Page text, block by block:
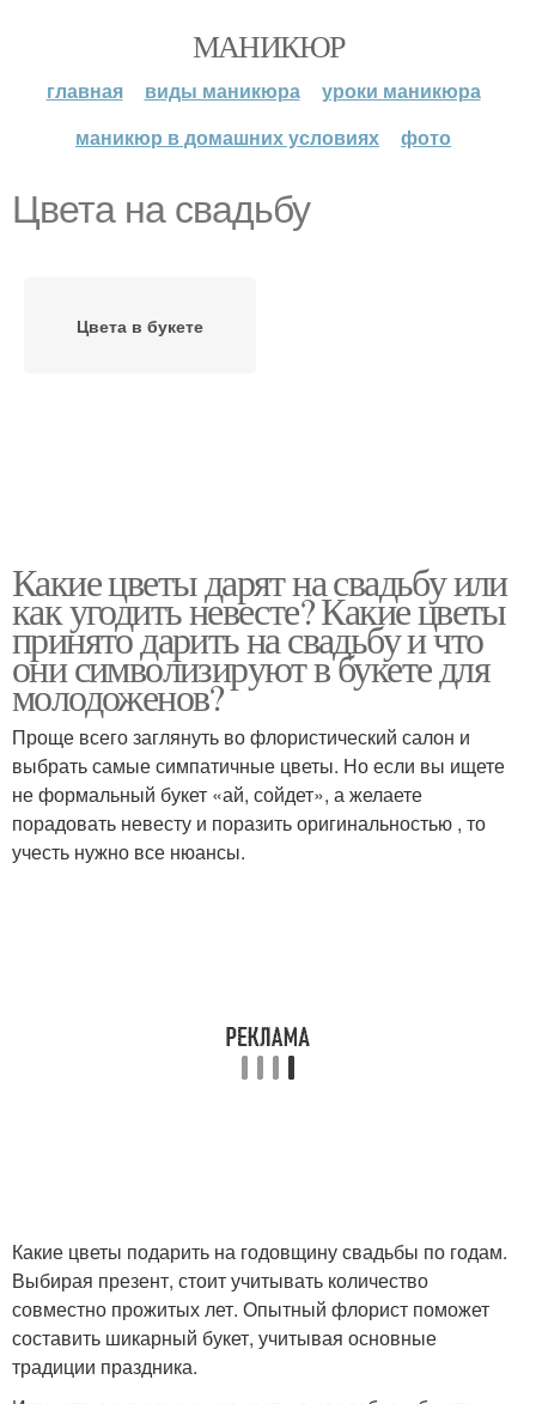
МАНИКЮР
главная виды маникюра
уроки маникюра
маникюр в домашних условиях
фото
Цвета на свадьбу
Цвета в букете
Какие цветы дарят на свадьбу или
как угодить невесте? Какие цветы
принято дарить на свадьбу и что
они символизируют в букете для
молодоженов?
Проще всего заглянуть во флористический салон и
выбрать самые симпатичные цветы. Но если вы ищете
не формальный букет «ай, сойдет», а желаете
порадовать невесту и поразить оригинальностью , то
учесть нужно все нюансы.
Какие цветы подарить на годовщину свадьбы по годам.
Выбирая презент, стоит учитывать количество
совместно прожитых лет. Опытный флорист поможет
составить шикарный букет, учитывая основные
традиции праздника.